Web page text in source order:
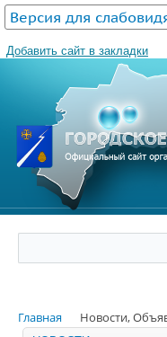
Версия для
Добавить сайт в закладки
Главная Новости,